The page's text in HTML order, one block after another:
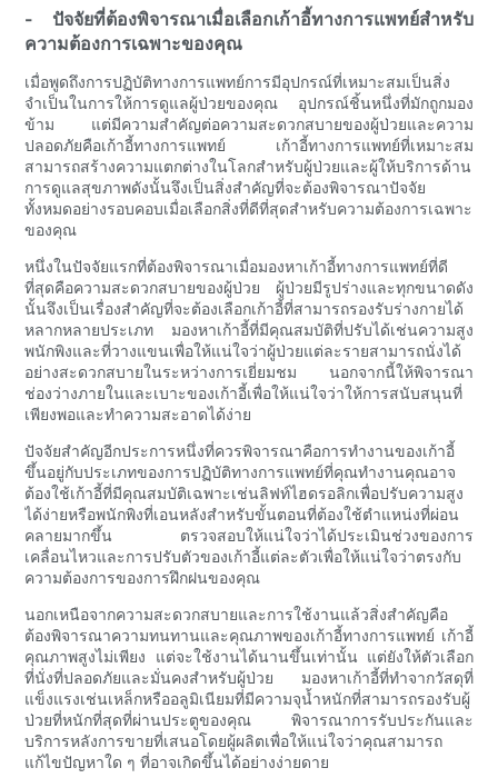
- ปัจจัยที่ต้องพิจารณาเมื่อเลือกเก้าอี้ทางการแพทย์สำหรับ
ความต้องการเฉพาะของคุณ
เมื่อพูดถึงการปฏิบัติทางการแพทย์การมีอุปกรณ์ที่เหมาะสมเป็นสิ่ง
จำเป็นในการให้การดูแลผู้ป่วยของคุณ อุปกรณ์ชิ้นหนึ่งที่มักถูกมอง
ข้าม แต่มีความสำคัญต่อความสะดวกสบายของผู้ป่วยและความ
ปลอดภัยคือเก้าอี้ทางการแพทย์ เก้าอี้ทางการแพทย์ที่เหมาะสม
สามารถสร้างความแตกต่างในโลกสำหรับผู้ป่วยและผู้ให้บริการด้าน
การดูแลสุขภาพดังนั้นจึงเป็นสิ่งสำคัญที่จะต้องพิจารณาปัจจัย
ทั้งหมดอย่างรอบคอบเมื่อเลือกสิ่งที่ดีที่สุดสำหรับความต้องการเฉพาะ
ของคุณ
หนึ่งในปัจจัยแรกที่ต้องพิจารณาเมื่อมองหาเก้าอี้ทางการแพทย์ที่ดี
ที่สุดคือความสะดวกสบายของผู้ป่วย ผู้ป่วยมีรูปร่างและทุกขนาดดัง
นั้นจึงเป็นเรื่องสำคัญที่จะต้องเลือกเก้าอี้ที่สามารถรองรับร่างกายได้
หลากหลายประเภท มองหาเก้าอี้ที่มีคุณสมบัติที่ปรับได้เช่นความสูง
พนักพิงและที่วางแขนเพื่อให้แน่ใจว่าผู้ป่วยแต่ละรายสามารถนั่งได้
อย่างสะดวกสบายในระหว่างการเยี่ยมชม นอกจากนี้ให้พิจารณา
ช่องว่างภายในและเบาะของเก้าอี้เพื่อให้แน่ใจว่าให้การสนับสนุนที่
เพียงพอและทำความสะอาดได้ง่าย
ปัจจัยสำคัญอีกประการหนึ่งที่ควรพิจารณาคือการทำงานของเก้าอี้
ขึ้นอยู่กับประเภทของการปฏิบัติทางการแพทย์ที่คุณทำงานคุณอาจ
ต้องใช้เก้าอี้ที่มีคุณสมบัติเฉพาะเช่นลิฟท์ไฮดรอลิกเพื่อปรับความสูง
ได้ง่ายหรือพนักพิงที่เอนหลังสำหรับขั้นตอนที่ต้องใช้ตำแหน่งที่ผ่อน
คลายมากขึ้น ตรวจสอบให้แน่ใจว่าได้ประเมินช่วงของการ
เคลื่อนไหวและการปรับตัวของเก้าอี้แต่ละตัวเพื่อให้แน่ใจว่าตรงกับ
ความต้องการของการฝึกฝนของคุณ
นอกเหนือจากความสะดวกสบายและการใช้งานแล้วสิ่งสำคัญคือ
ต้องพิจารณาความทนทานและคุณภาพของเก้าอี้ทางการแพทย์ เก้าอี้
คุณภาพสูงไม่เพียง แต่จะใช้งานได้นานขึ้นเท่านั้น แต่ยังให้ตัวเลือก
ที่นั่งที่ปลอดภัยและมั่นคงสำหรับผู้ป่วย มองหาเก้าอี้ที่ทำจากวัสดุที่
แข็งแรงเช่นเหล็กหรืออลูมิเนียมที่มีความจุน้ำหนักที่สามารถรองรับผู้
ป่วยที่หนักที่สุดที่ผ่านประตูของคุณ พิจารณาการรับประกันและ
บริการหลังการขายที่เสนอโดยผู้ผลิตเพื่อให้แน่ใจว่าคุณสามารถ
แก้ไขปัญหาใด ๆ ที่อาจเกิดขึ้นได้อย่างง่ายดาย